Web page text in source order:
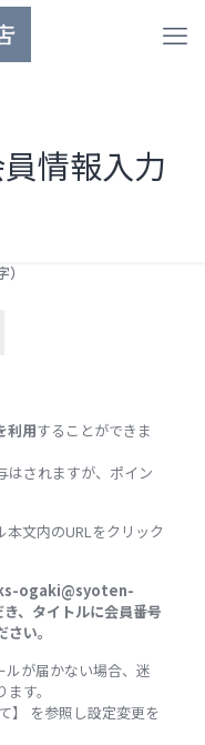
情報入力
利用することができま
はされますが、ポイン
文内のURLをクリック
ogaki@syoten-
、タイトルに会員番号
い。
が届かない場合、迷
す。
】 を参照し設定変更を